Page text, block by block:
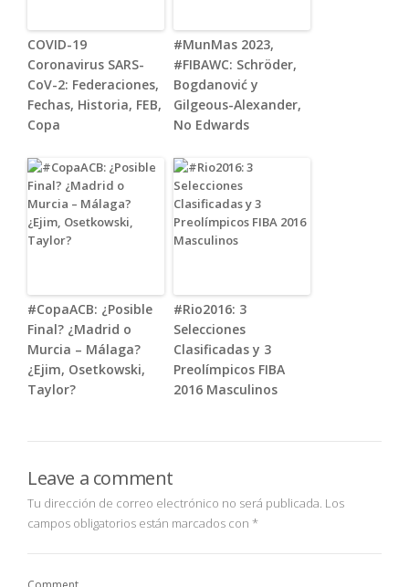
COVID-19
Coronavirus SARS-
CoV-2: Federaciones,
Fechas, Historia, FEB,
Copa
#MunMas 2023,
#FIBAWC: Schröder,
Bogdanović y
Gilgeous-Alexander,
No Edwards
#CopaACB: ¿Posible
Final? ¿Madrid o
Murcia – Málaga?
¿Ejim, Osetkowski,
Taylor?
#Rio2016: 3
Selecciones
Clasificadas y 3
Preolímpicos FIBA
2016 Masculinos
Leave a comment
Tu dirección de correo electrónico no será publicada. Los
campos obligatorios están marcados con *